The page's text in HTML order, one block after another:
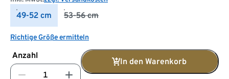
49-52 cm 53-56 cm
Richtige Größe ermitteln
Anzahl
In den Warenkorb